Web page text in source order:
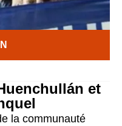
et
la communauté